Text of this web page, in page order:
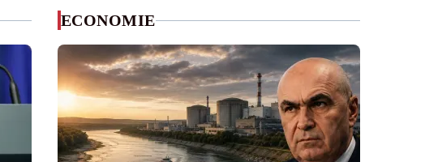
ECONOMIE